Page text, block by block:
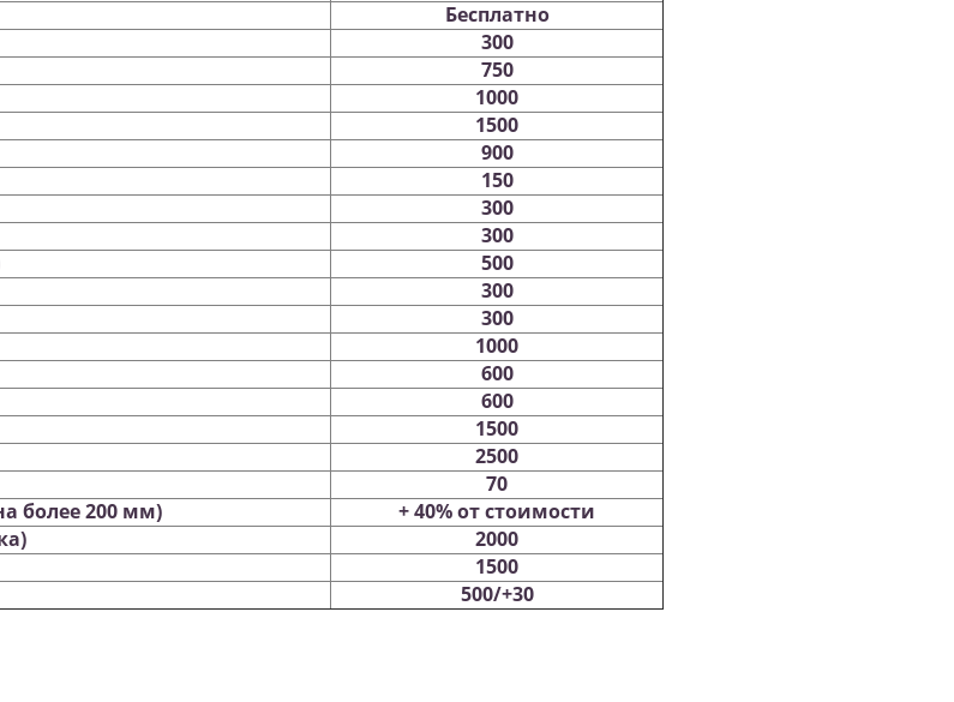
Бесплатно
300
750
1000
1500
900
150
300
300
500
300
300
1000
600
600
1500
2500
70
более 200 мм)
+ 40% от стоимости
2000
1500
500/+30